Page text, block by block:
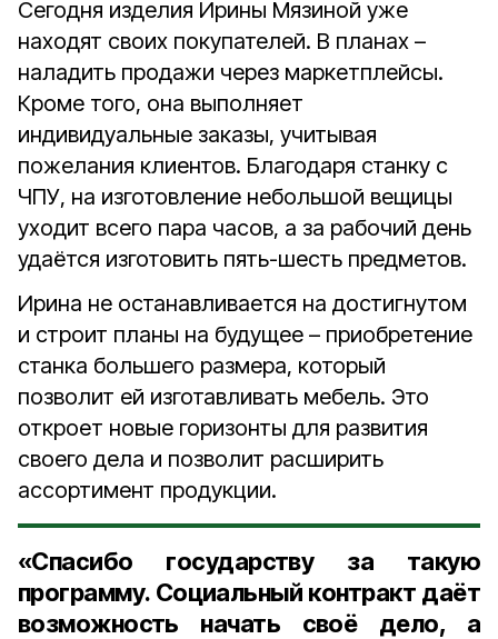
Сегодня изделия Ирины Мязиной уже
находят своих покупателей. В планах –
наладить продажи через маркетплейсы.
Кроме того, она выполняет
индивидуальные заказы, учитывая
пожелания клиентов. Благодаря станку с
ЧПУ, на изготовление небольшой вещицы
уходит всего пара часов, а за рабочий день
удаётся изготовить пять-шесть предметов.
Ирина не останавливается на достигнутом
и строит планы на будущее – приобретение
станка большего размера, который
позволит ей изготавливать мебель. Это
откроет новые горизонты для развития
своего дела и позволит расширить
ассортимент продукции.
«Спасибо государству за такую
программу. Социальный контракт даёт
возможность начать своё дело, а